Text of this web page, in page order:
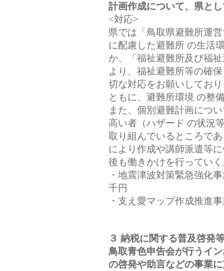
計画作成について、県と
<対応>
県では「鳥取県避難所運
に配慮した避難所 の生活
か、「福祉避難所及び福
より、福祉避難所等の確
切な対応をお願いしてお
ともに、避難所環境 の整
また、個別避難計画につ
高い者（ハザード の状況
取り組んでいるところで
により作成や講師派遣等
後も働きかけを行ってい
・地震津波対策緊急強化
千円
・支え愛マップ作成推進
３ 納税に関する普及啓発
鳥取青色申告会が行うイ
の啓発や助言などの事業